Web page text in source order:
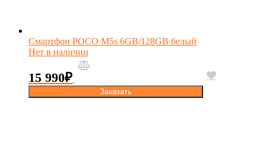
Смартфон POCO M5s 6GB/128GB белый
Нет в наличии
15 990₽
Заказать